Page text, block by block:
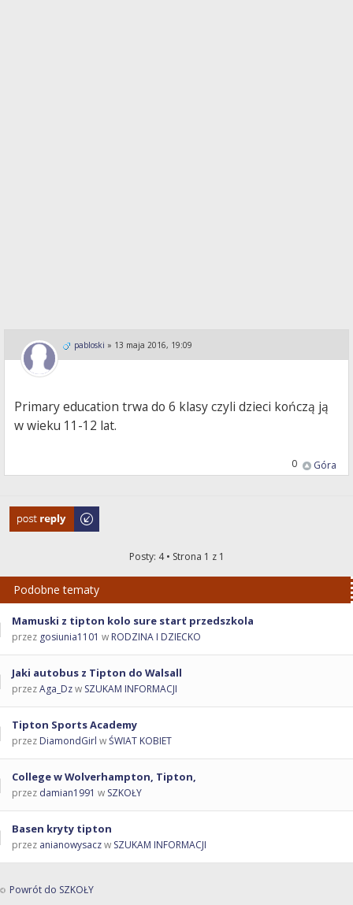
pabloski » 13 maja 2016, 19:09
Primary education trwa do 6 klasy czyli dzieci kończą ją
w wieku 11-12 lat.
Góra
0
Odpowiedz
Posty: 4 • Strona 1 z 1
Podobne tematy
Mamuski z tipton kolo sure start przedszkola
przez gosiunia1101 w RODZINA I DZIECKO
Jaki autobus z Tipton do Walsall
przezAga_Dzw SZUKAM INFORMACJI
Tipton Sports Academy
przez DiamondGirl wŚWIAT KOBIET
College w Wolverhampton, Tipton,
przez damian1991 w SZKOŁY
Basen kryty tipton
przez anianowysaczw SZUKAM INFORMACJI
Powrót do SZKOŁY